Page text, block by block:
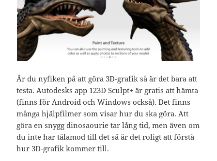
Är du nyfiken på att göra 3D-grafik så är det bara att
testa. Autodesks app 123D Sculpt+ är gratis att hämta
(finns för Android och Windows också). Det finns
många hjälpfilmer som visar hur du ska göra. Att
göra en snygg dinosaourie tar lång tid, men även om
du inte har tålamod till det så är det roligt att förstå
hur 3D-grafik kommer till.